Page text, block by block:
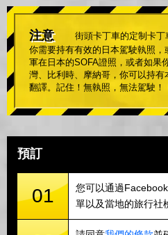
注意
街頭卡丁車的定制卡丁
你需要持有有效的日本駕駛執照，
軍在日本的SOFA證照，或者如果
灣、比利時、摩納哥，你可以持
翻譯。記住！無執照，無法駕駛！
預訂
01
您可以通過
單以及當地的旅行社